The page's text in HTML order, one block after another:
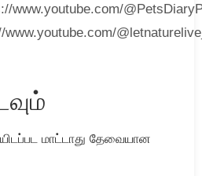
www.youtube.com/
www.youtube.com/
மாட்டாது தேவையான